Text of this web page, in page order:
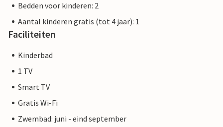
Bedden voor kinderen: 2
Aantal kinderen gratis (tot 4 jaar): 1
Faciliteiten
Kinderbad
1 TV
Smart TV
Gratis Wi-Fi
Zwembad: juni - eind september